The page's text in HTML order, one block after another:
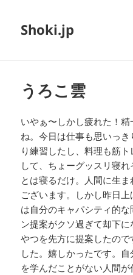
Shoki.jp
うろこ雲
いやぁ〜しかし疲れた！
ね。今日は仕事も思いっ
り練習したし、料理も筋
して、ちょーグッスリ寝
とは寝るだけ。人間に生
ございます。しかし昨日
は自分のキャパシティ的
ン提案がクソ過ぎて却下
やつを先方に提案したの
した。嬉しかったです。
を学んだことがない人間